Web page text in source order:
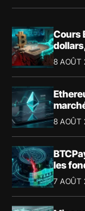
Cours
8 AOÛT
8 AOÛT
les
7 AOÛT